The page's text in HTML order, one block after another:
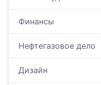
Финансы
Нефтегазовое дело
Дизайн